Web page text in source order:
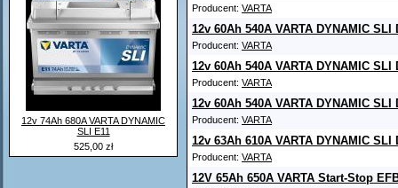
12v 74Ah 680A VARTA DYNAMIC
SLI E11
525,00 zł
Producent: VARTA
12v 60Ah 540A VARTA DYNAMIC SLI
Producent: VARTA
12v 60Ah 540A VARTA DYNAMIC SLI
Producent: VARTA
12v 60Ah 540A VARTA DYNAMIC SLI
Producent: VARTA
12v 63Ah 610A VARTA DYNAMIC SLI
Producent: VARTA
12V 65Ah 650A VARTA Start-Stop